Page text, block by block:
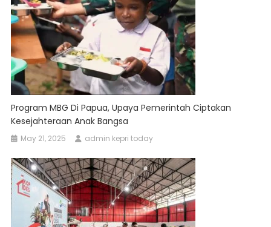
Program MBG Di Papua, Upaya Pemerintah Ciptakan
Kesejahteraan Anak Bangsa
May 21, 2025 admin kepri today